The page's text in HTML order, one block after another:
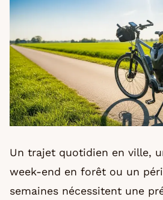
Un trajet quotidien en ville,
week-end en forêt ou un
semaines nécessitent une